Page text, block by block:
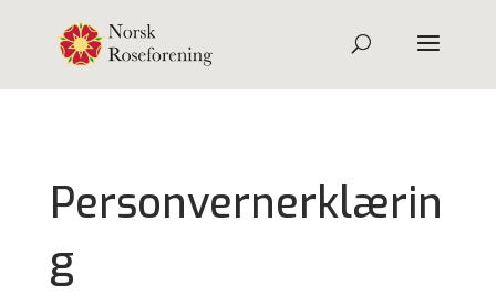
Personvernerklærin
g